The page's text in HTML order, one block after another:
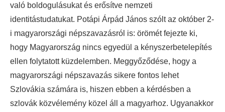
való boldogulásukat és erősítve nemzeti
identitástudatukat. Potápi Árpád János szólt az október 2-
i magyarországi népszavazásról is: örömét fejezte ki,
hogy Magyarország nincs egyedül a kényszerbetelepítés
ellen folytatott küzdelemben. Meggyőződése, hogy a
magyarországi népszavazás sikere fontos lehet
Szlovákia számára is, hiszen ebben a kérdésben a
szlovák közvélemény közel áll a magyarhoz. Ugyanakkor